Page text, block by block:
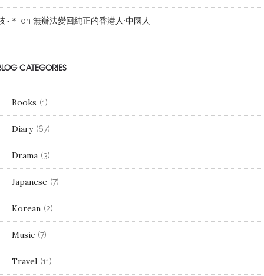
~＊ on 無辦法變回純正的香港人·中國人
CATEGORIES
Books (1)
Diary (67)
Drama (3)
Japanese (7)
Korean (2)
Music (7)
Travel (11)